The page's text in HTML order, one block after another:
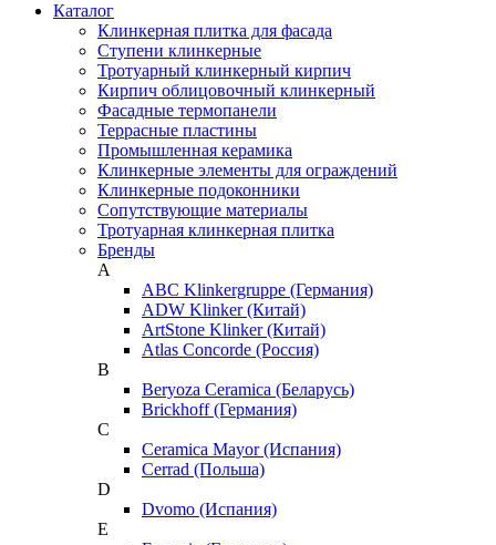
Каталог
Клинкерная плитка для фасада
Ступени клинкерные
Тротуарный клинкерный кирпич
Кирпич облицовочный клинкерный
Фасадные термопанели
Террасные пластины
Промышленная керамика
Клинкерные элементы для ограждений
Клинкерные подоконники
Сопутствующие материалы
Тротуарная клинкерная плитка
Бренды
A
ABC Klinkergruppe (Германия)
ADW Klinker (Китай)
ArtStone Klinker (Китай)
Atlas Concorde (Россия)
B
Beryoza Ceramica (Беларусь)
Brickhoff (Германия)
C
Ceramica Mayor (Испания)
Cerrad (Польша)
D
Dvomo (Испания)
E